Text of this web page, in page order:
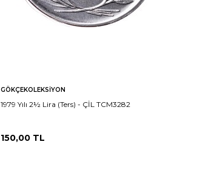
GÖKÇEKOLEKSIYON
1979 Yılı 2½ Lira (Ters) - ÇİL TCM3282
150,00 TL